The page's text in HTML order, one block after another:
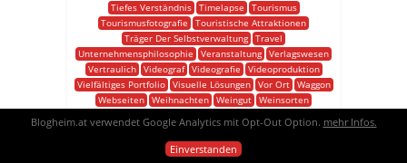
Tiefes Verständnis
Timelapse
Tourismus
Tourismusfotografie
Touristische Attraktionen
Träger Der Selbstverwaltung Travel
Unternehmensphilosophie
Veranstaltung Verlagswesen
Vertraulich
Videograf Videografie
Videoproduktion
Vielfältiges Portfolio
Visuelle Lösungen Vor Ort
Waggon
Webseiten Weihnachten Weingut Weinsorten
Werbekampagnen
Werbematerialien
Werbespots
Woody Allen Workshops
Blogheim.at verwendet Google Analytics mit Opt-Out Option. mehr Infos.
Einverstanden